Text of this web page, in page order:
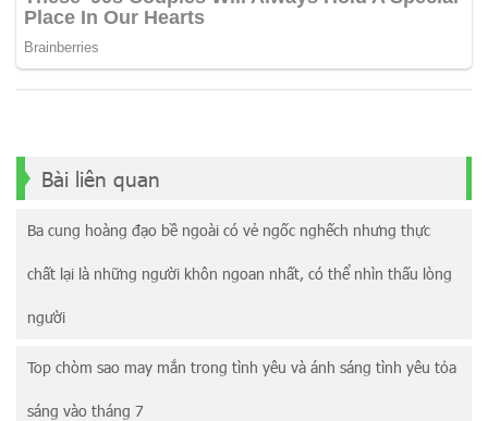
Bài liên quan
Ba cung hoàng đạo bề ngoài có vẻ ngốc nghếch nhưng thực
chất lại là những người khôn ngoan nhất, có thể nhìn thấu lòng
người
Top chòm sao may mắn trong tình yêu và ánh sáng tình yêu tỏa
sáng vào tháng 7